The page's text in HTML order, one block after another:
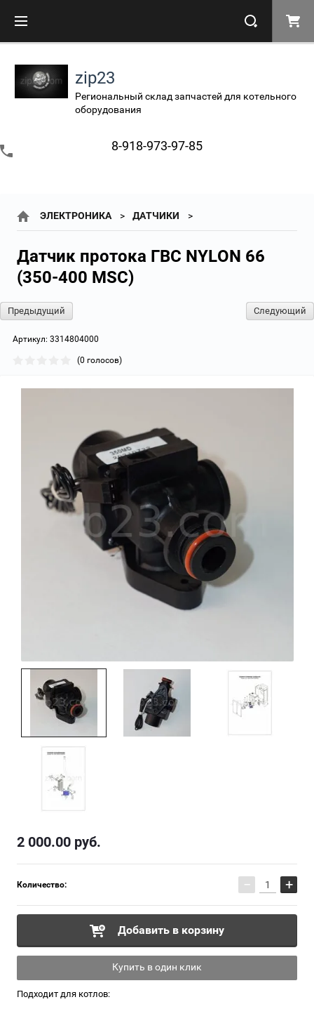
zip23
Региональный склад запчастей для котельного
оборудования
8-918-973-97-85
ЭЛЕКТРОНИКА ДАТЧИКИ
Датчик протока ГВС NYLON 66
(350-400 MSC)
Предыдущий Следующий
Артикул: 3314804000
(0 голосов)
2 000.00 руб.
Количество: − +
Добавить в корзину
Купить в один клик
Подходит для котлов: